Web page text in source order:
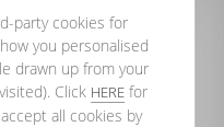
neste artigo, poderá
à medida fabricada
party cookies for
you personalised
drawn up from your
Click HERE for
all cookies by